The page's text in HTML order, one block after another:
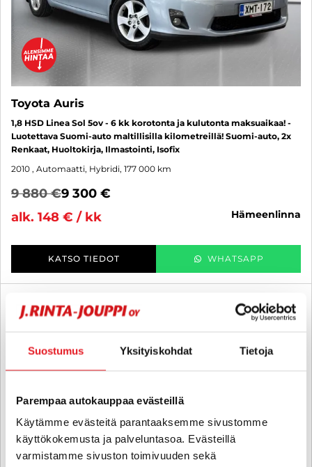
Suostumus Yksityiskohdat Tietoja
Parempaa autokauppaa evästeillä
Käytämme evästeitä parantaaksemme sivustomme
käyttökokemusta ja palveluntasoa. Evästeillä
varmistamme sivuston toimivuuden sekä
Toyota Auris
1,8 HSD Linea Sol 5ov - 6 kk korotonta ja kulutonta maksuaikaa! -
Luotettava Suomi-auto maltillisilla kilometreillä! Suomi-auto, 2x
Renkaat, Huoltokirja, Ilmastointi, Isofix
2010 , Automaatti, Hybridi, 177 000 km
9 880 €9 300 €
alk. 148 € / kk
hämeenlinna
KATSO TIEDOT WHATSAPP
3 kk lyhennysvapaa